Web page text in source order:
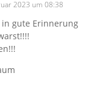
2023 um 08:38
gute Erinnerung